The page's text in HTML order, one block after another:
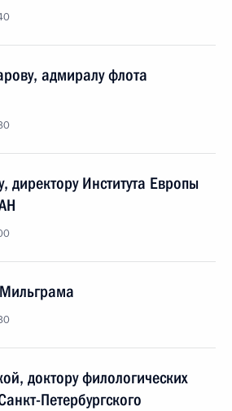
адмиралу флота
Института Европы
доктору филологических
Петербургского